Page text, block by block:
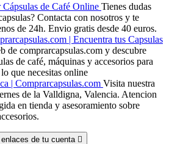
de Café Online Tienes dudas
Contacta con nosotros y te
de 24h. Envio gratis desde 40 euros.
| Encuentra tus Capsulas
de comprarcapsulas.com y descubre
de café, máquinas y accesorios para
que necesitas online
| Comprarcapsulas.com Visita nuestra
de la Valldigna, Valencia. Atencion
en tienda y asesoramiento sobre
de tu cuenta 